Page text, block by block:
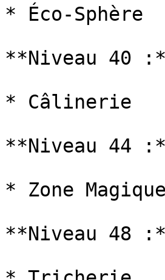
* Éco-Sphère
**Niveau 40
* Câlinerie
**Niveau 44
* Zone Magique
**Niveau 48